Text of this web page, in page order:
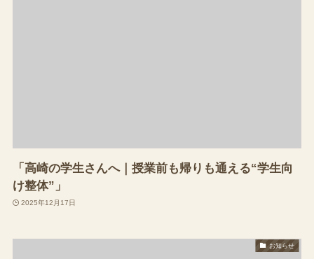
「高崎の学生さんへ｜授業前も帰りも通える“学生向
け整体”」
2025年12月17日
お知らせ